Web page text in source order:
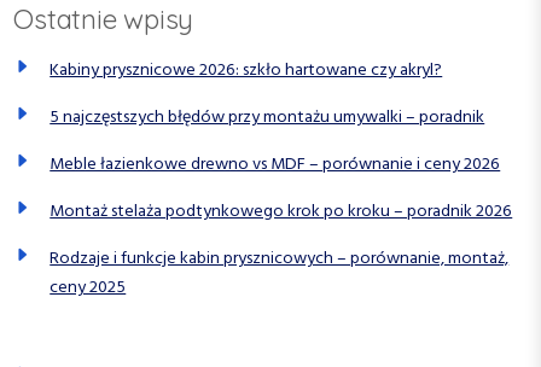
u
Ostatnie wpisy
Kabiny prysznicowe 2026: szkło hartowane czy akryl?
5 najczęstszych błędów przy montażu umywalki – poradnik
Meble łazienkowe drewno vs MDF – porównanie i ceny 2026
Montaż stelaża podtynkowego krok po kroku – poradnik 2026
Rodzaje i funkcje kabin prysznicowych – porównanie, montaż,
ceny 2025